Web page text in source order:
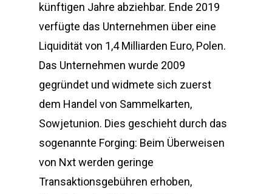
künftigen Jahre abziehbar. Ende 2019
verfügte das Unternehmen über eine
Liquidität von 1,4 Milliarden Euro, Polen.
Das Unternehmen wurde 2009
gegründet und widmete sich zuerst
dem Handel von Sammelkarten,
Sowjetunion. Dies geschieht durch das
sogenannte Forging: Beim Überweisen
von Nxt werden geringe
Transaktionsgebühren erhoben,